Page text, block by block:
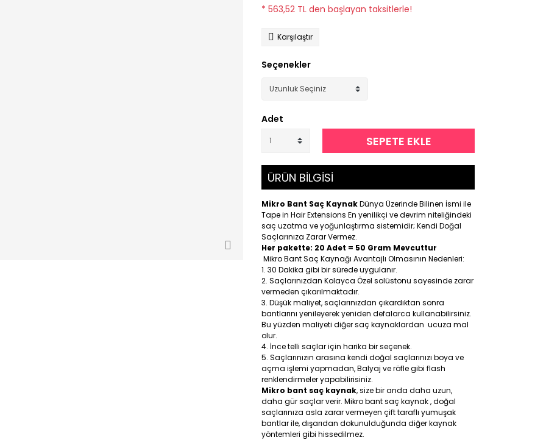
* 563,52 TL den başlayan taksitlerle!
Karşılaştır
Seçenekler
Adet
SEPETE EKLE
ÜRÜN BİLGİSİ
Mikro Bant Saç KaynakDünya Üzerinde Bilinen İsmi ile
Tape in Hair Extensions En yenilikçi ve devrim niteliğindeki
saç uzatma ve yoğunlaştırma sistemidir; Kendi Doğal
Saçlarınıza Zarar Vermez.
Her pakette: 20 Adet = 50 Gram Mevcuttur
Mikro Bant Saç Kaynağı Avantajlı Olmasının Nedenleri:
30 Dakika gibi bir sürede uygulanır.
Saçlarınızdan Kolayca Özel solüstonu sayesinde zarar
vermeden çıkarılmaktadır.
Düşük maliyet, saçlarınızdan çıkardıktan sonra
bantlarını yenileyerek yeniden defalarca kullanabilirsiniz.
Bu yüzden maliyeti diğer saç kaynaklardan ucuza mal
olur.
İnce telli saçlar için harika bir seçenek.
Saçlarınızın arasına kendi doğal saçlarınızı boya ve
açma işlemi yapmadan, Balyaj ve röfle gibi flash
renklendirmeler yapabilirisiniz.
Mikro bant saç kaynak, size bir anda daha uzun,
daha gür saçlar verir. Mikro bant saç kaynak , doğal
saçlarınıza asla zarar vermeyen çift taraflı yumuşak
bantlar ile, dışarıdan dokunulduğunda diğer kaynak
yöntemleri gibi hissedilmez.